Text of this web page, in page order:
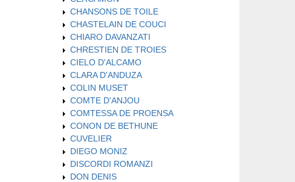
CHANSONS DE TOILE
CHASTELAIN DE COUCI
CHIARO DAVANZATI
CHRESTIEN DE TROIES
CIELO D'ALCAMO
CLARA D'ANDUZA
COLIN MUSET
COMTE D'ANJOU
COMTESSA DE PROENSA
CONON DE BETHUNE
CUVELIER
DIEGO MONIZ
DISCORDI ROMANZI
DON DENIS